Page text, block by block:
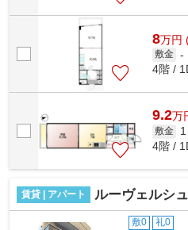
8万円
敷金 -
4階 /
9.2万
敷金
4階 /
賃貸 | アパート ルーヴェルシ
敷0 礼0